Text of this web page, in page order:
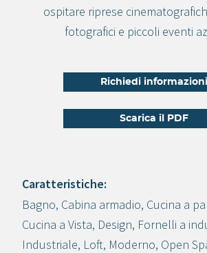
ospitare riprese
fotografici e piccoli eventi
Richiedi informazioni
Scarica il PDF
Crea progetto
Caratteristiche:
Bagno, Cabina armadio, Cucina a
Cucina a Vista, Design, Fornelli a
Industriale, Loft, Moderno, Open